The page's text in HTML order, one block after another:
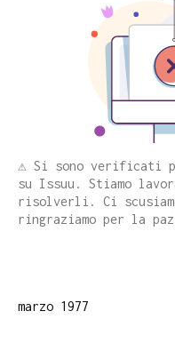
⚠️ Si sono verificati
su Issuu. Stiamo
risolverli. Ci
ringraziamo per la
marzo 1977